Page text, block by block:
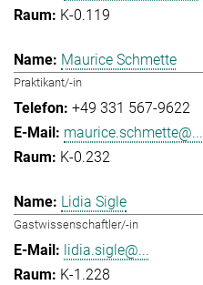
K-0.119
Maurice Schmette
Praktikant/-in
+49 331 567-9622
maurice.schmette@...
K-0.232
Lidia Sigle
Gastwissenschaftler/-in
lidia.sigle@...
K-1.228